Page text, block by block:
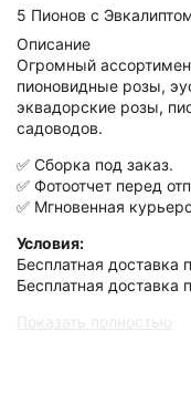
5 Пионов с
Описание
Огромный
пионовидные розы,
эквадорские розы,
садоводов.
✅ Сборка под заказ.
✅ Фотоотчет перед
✅ Мгновенная
Условия:
Бесплатная
Бесплатная доставка
Показать полностью